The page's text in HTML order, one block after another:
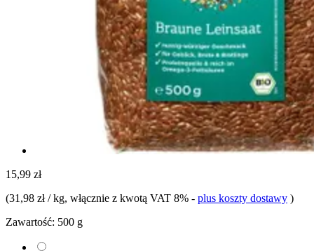
15,99 zł
(31,98 zł / kg, włącznie z kwotą VAT 8% - plus koszty dostawy )
Zawartość: 500 g